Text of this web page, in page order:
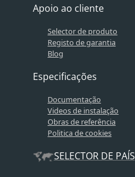
Apoio ao cliente
Selector de produto
Registo de garantia
Blog
Especificações
Documentação
Videos de instalação
Obras de referência
Politica de cookies
SELECTOR DE PAÍS